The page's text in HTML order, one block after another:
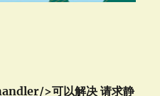
>可以解决 请求静